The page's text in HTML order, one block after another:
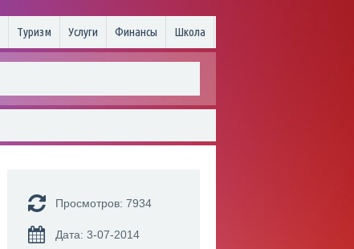
Туризм Услуги Финансы Школа
Просмотров: 7934
Дата: 3-07-2014